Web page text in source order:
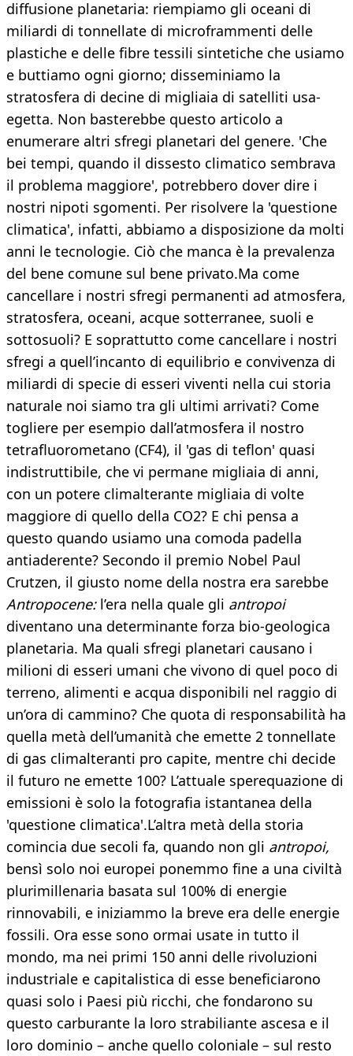
diffusione planetaria: riempiamo gli oceani di
miliardi di tonnellate di microframmenti delle
plastiche e delle fibre tessili sintetiche che usiamo
e buttiamo ogni giorno; disseminiamo la
stratosfera di decine di migliaia di satelliti usa-
egetta. Non basterebbe questo articolo a
enumerare altri sfregi planetari del genere. 'Che
bei tempi, quando il dissesto climatico sembrava
il problema maggiore', potrebbero dover dire i
nostri nipoti sgomenti. Per risolvere la 'questione
climatica', infatti, abbiamo a disposizione da molti
anni le tecnologie. Ciò che manca è la prevalenza
del bene comune sul bene privato.Ma come
cancellare i nostri sfregi permanenti ad atmosfera,
stratosfera, oceani, acque sotterranee, suoli e
sottosuoli? E soprattutto come cancellare i nostri
sfregi a quell’incanto di equilibrio e convivenza di
miliardi di specie di esseri viventi nella cui storia
naturale noi siamo tra gli ultimi arrivati? Come
togliere per esempio dall’atmosfera il nostro
tetrafluorometano (CF4), il 'gas di teflon' quasi
indistruttibile, che vi permane migliaia di anni,
con un potere climalterante migliaia di volte
maggiore di quello della CO2? E chi pensa a
questo quando usiamo una comoda padella
antiaderente? Secondo il premio Nobel Paul
Crutzen, il giusto nome della nostra era sarebbe
Antropocene:l’era nella quale gli antropoi
diventano una determinante forza bio-geologica
planetaria. Ma quali sfregi planetari causano i
milioni di esseri umani che vivono di quel poco di
terreno, alimenti e acqua disponibili nel raggio di
un’ora di cammino? Che quota di responsabilità ha
quella metà dell’umanità che emette 2 tonnellate
di gas climalteranti pro capite, mentre chi decide
il futuro ne emette 100? L’attuale sperequazione di
emissioni è solo la fotografia istantanea della
'questione climatica'.L’altra metà della storia
comincia due secoli fa, quando non gli antropoi,
bensì solo noi europei ponemmo fine a una civiltà
plurimillenaria basata sul 100% di energie
rinnovabili, e iniziammo la breve era delle energie
fossili. Ora esse sono ormai usate in tutto il
mondo, ma nei primi 150 anni delle rivoluzioni
industriale e capitalistica di esse beneficiarono
quasi solo i Paesi più ricchi, che fondarono su
questo carburante la loro strabiliante ascesa e il
loro dominio – anche quello coloniale – sul resto